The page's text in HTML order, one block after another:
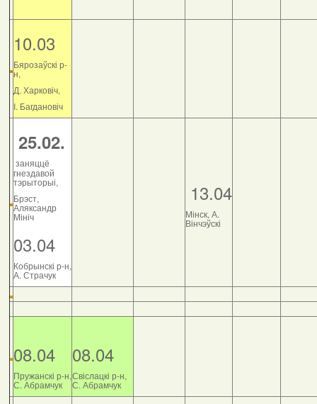
10.03
Бярозаўскі р-
н,
Д. Харковіч,
І. Багдановіч
25.02.
заняццё
гнездавой
тэрыторыі,
Брэст,
Аляксандр
Мініч
03.04
Кобрынскі р-н,
А. Страчук
13.04
Мінск, А.
Вінчэўскі
08.04
Пружанскі р-н,
С. Абрамчук
08.04
Свіслацкі р-н,
С. Абрамчук